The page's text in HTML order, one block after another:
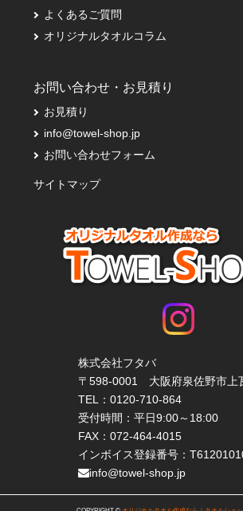
よくあるご質問
オリジナルタオルコラム
お問い合わせ・お見積り
お見積り
info@towel-shop.jp
お問い合わせフォーム
サイトマップ
株式会社フタバ
〒598-0001 大阪府泉佐野市上
TEL： 0120-710-864
受付時間：平日9:00～18:00
FAX：072-464-4015
インボイス登録番号：
info@towel-shop.jp